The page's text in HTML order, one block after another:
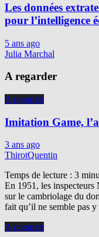
Les données
pour l’intelligence
5 ans ago
Julia Marchal
A regarder
A regarder
Imitation Game,
3 ans ago
ThirotQuentin
Temps de lecture : 3
En 1951, les inspecteurs
sur le cambriolage du
fait qu’il ne semble pas
A regarder